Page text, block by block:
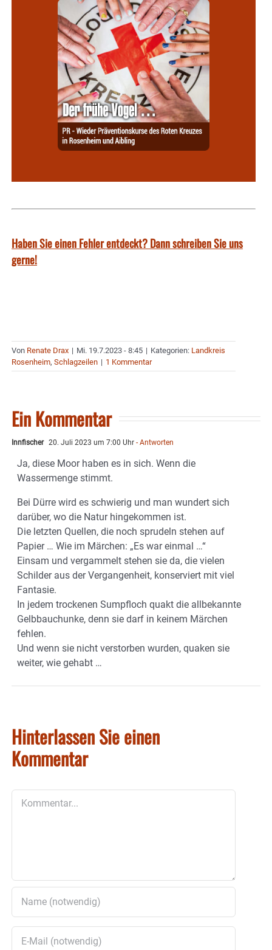
Haben Sie einen Fehler entdeckt? Dann schreiben Sie uns
gerne!
Von Renate Drax | Mi. 19.7.2023 - 8:45 | Kategorien: Landkreis
Rosenheim, Schlagzeilen | 1 Kommentar
Ein Kommentar
Innfischer 20. Juli 2023 um 7:00 Uhr - Antworten
Ja, diese Moor haben es in sich. Wenn die
Wassermenge stimmt.
Bei Dürre wird es schwierig und man wundert sich
darüber, wo die Natur hingekommen ist.
Die letzten Quellen, die noch sprudeln stehen auf
Papier … Wie im Märchen: „Es war einmal …“
Einsam und vergammelt stehen sie da, die vielen
Schilder aus der Vergangenheit, konserviert mit viel
Fantasie.
In jedem trockenen Sumpfloch quakt die allbekannte
Gelbbauchunke, denn sie darf in keinem Märchen
fehlen.
Und wenn sie nicht verstorben wurden, quaken sie
weiter, wie gehabt …
Hinterlassen Sie einen
Kommentar